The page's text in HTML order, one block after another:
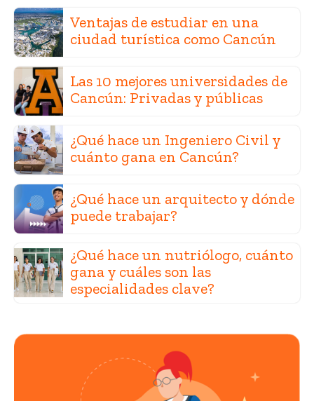
Ventajas de estudiar en una
ciudad turística como Cancún
Las 10 mejores universidades de
Cancún: Privadas y públicas
¿Qué hace un Ingeniero Civil y
cuánto gana en Cancún?
¿Qué hace un arquitecto y dónde
puede trabajar?
¿Qué hace un nutriólogo, cuánto
gana y cuáles son las
especialidades clave?